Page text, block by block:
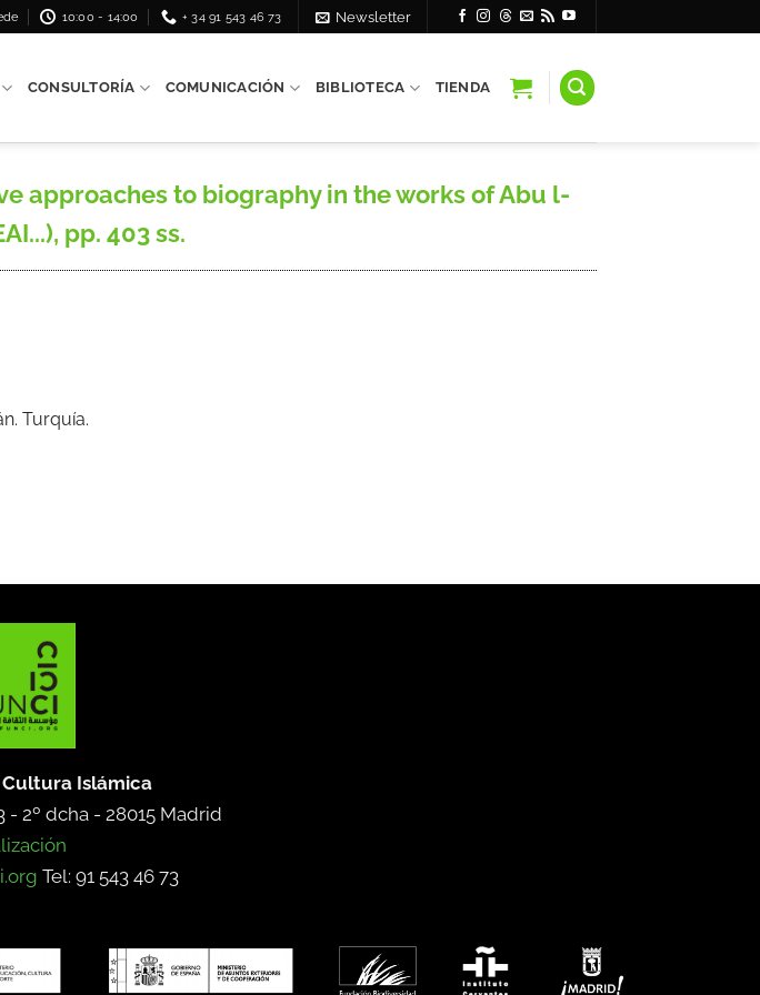
10:00 - 14:00 + 34 91 543 46 73 Newsletter
CONSULTORÍA COMUNICACIÓN BIBLIOTECA TIENDA
approaches to biography in the works of Abu l-
pp. 403 ss.
Turquía.
Islámica
- 2º dcha - 28015 Madrid
Tel: 91 543 46 73